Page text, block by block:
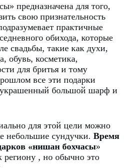
предназначена для того,
свою признательность
практичные
обихода, которые
свадьбы, такие как духи,
обувь, косметика,
для бритья и тому
все эти подарки
украшенный большой шарф и
для этой цели можно
небольшие сундучки. Время
«нишан бохчасы»
региону , но обычно это